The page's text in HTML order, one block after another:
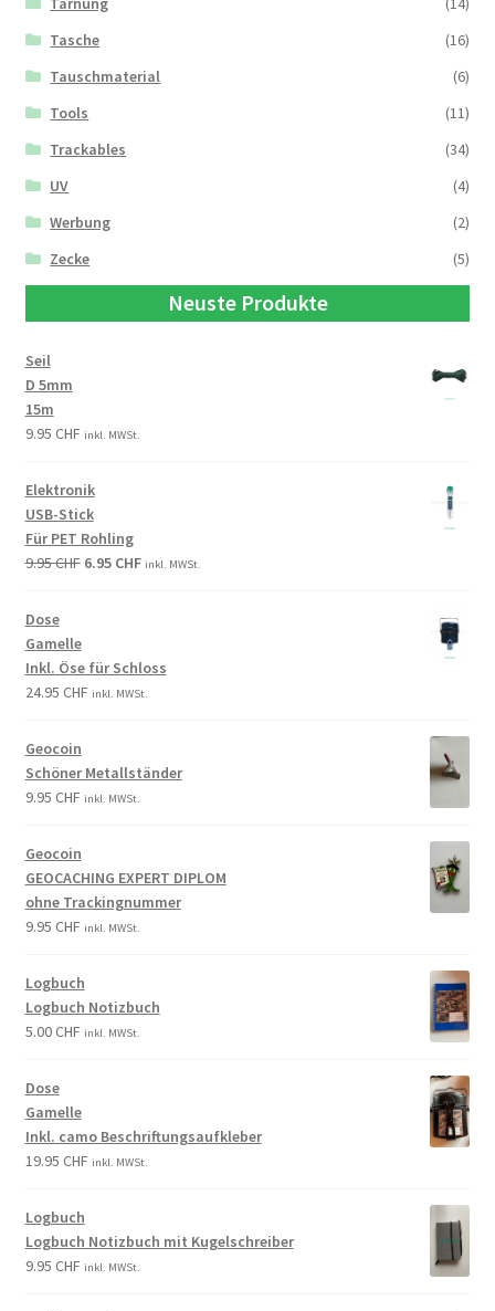
Tasche
(16)
Tauschmaterial
(6)
Tools
(11)
Trackables
(34)
UV
(4)
Werbung
(2)
Zecke
(5)
Neuste Produkte
Seil
D 5mm
15m
9.95 CHF inkl. MWSt.
Elektronik
USB-Stick
Für PET Rohling
9.95CHF 6.95 CHF inkl. MWSt.
Dose
Gamelle
Inkl. Öse für Schloss
24.95 CHF inkl. MWSt.
Geocoin
Schöner Metallständer
9.95 CHF inkl. MWSt.
Geocoin
GEOCACHING EXPERT DIPLOM
ohne Trackingnummer
9.95 CHF inkl. MWSt.
Logbuch
Logbuch Notizbuch
5.00CHF inkl. MWSt.
Dose
Gamelle
Inkl. camo Beschriftungsaufkleber
19.95 CHF inkl. MWSt.
Logbuch
Logbuch Notizbuch mit Kugelschreiber
9.95 CHF inkl. MWSt.